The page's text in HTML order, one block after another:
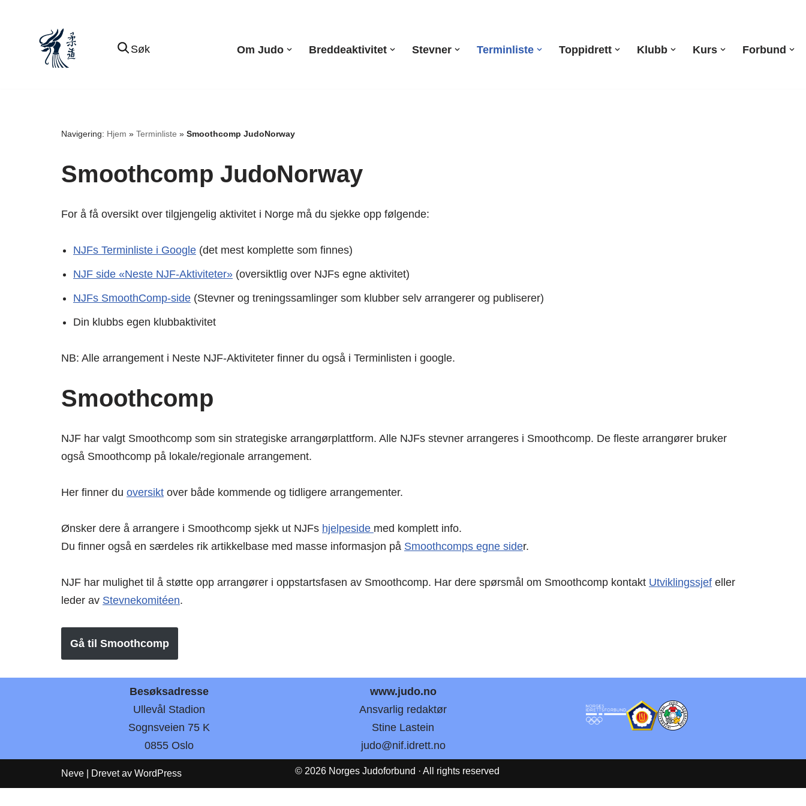
innholdet
Søk Om Judo Breddeaktivitet Stevner Terminliste Toppidrett Klubb Kurs Forbund
Navigering: Hjem » Terminliste » Smoothcomp JudoNorway
Smoothcomp JudoNorway
For å få oversikt over tilgjengelig aktivitet i Norge må du sjekke opp følgende:
NJFs Terminliste i Google (det mest komplette som finnes)
NJF side «Neste NJF-Aktiviteter» (oversiktlig over NJFs egne aktivitet)
NJFs SmoothComp-side (Stevner og treningssamlinger som klubber selv arrangerer og publiserer)
Din klubbs egen klubbaktivitet
NB: Alle arrangement i Neste NJF-Aktiviteter finner du også i Terminlisten i google.
Smoothcomp
NJF har valgt Smoothcomp som sin strategiske arrangørplattform. Alle NJFs stevner arrangeres i Smoothcomp. De fleste arrangører bruker
også Smoothcomp på lokale/regionale arrangement.
Her finner du oversikt over både kommende og tidligere arrangementer.
Ønsker dere å arrangere i Smoothcomp sjekk ut NJFs hjelpeside med komplett info.
Du finner også en særdeles rik artikkelbase med masse informasjon på Smoothcomps egne sider.
NJF har mulighet til å støtte opp arrangører i oppstartsfasen av Smoothcomp. Har dere spørsmål om Smoothcomp kontakt Utviklingssjef eller
leder av Stevnekomitéen.
Gå til Smoothcomp
Besøksadresse
Ullevål Stadion
Sognsveien 75 K
0855 Oslo
www.judo.no
Ansvarlig redaktør
Stine Lastein
judo@nif.idrett.no
Neve | Drevet av WordPress © 2026 Norges Judoforbund · All rights reserved